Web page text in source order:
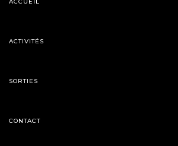
ACTIVITÉS
SORTIES
CONTACT